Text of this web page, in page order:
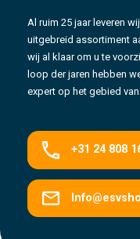
Al ruim 25 jaar leveren
uitgebreid assortiment
wij al klaar om u te
loop der jaren hebben
expert op het gebied
+31 24 808